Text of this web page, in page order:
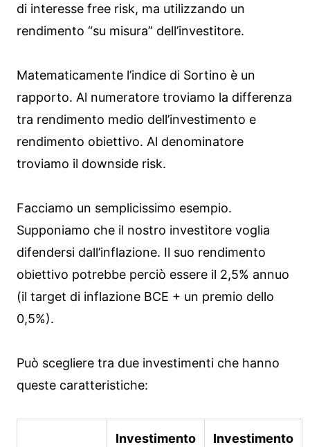
di interesse free risk, ma utilizzando un
rendimento “su misura” dell’investitore.
Matematicamente l’indice di Sortino è un
rapporto. Al numeratore troviamo la differenza
tra rendimento medio dell’investimento e
rendimento obiettivo. Al denominatore
troviamo il downside risk.
Facciamo un semplicissimo esempio.
Supponiamo che il nostro investitore voglia
difendersi dall’inflazione. Il suo rendimento
obiettivo potrebbe perciò essere il 2,5% annuo
(il target di inflazione BCE + un premio dello
0,5%).
Può scegliere tra due investimenti che hanno
queste caratteristiche:
Investimento
Investimento